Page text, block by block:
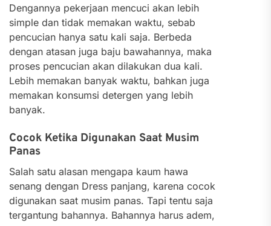
Dengannya pekerjaan mencuci akan lebih
simple dan tidak memakan waktu, sebab
pencucian hanya satu kali saja. Berbeda
dengan atasan juga baju bawahannya, maka
proses pencucian akan dilakukan dua kali.
Lebih memakan banyak waktu, bahkan juga
memakan konsumsi detergen yang lebih
banyak.
Cocok Ketika Digunakan Saat Musim
Panas
Salah satu alasan mengapa kaum hawa
senang dengan Dress panjang, karena cocok
digunakan saat musim panas. Tapi tentu saja
tergantung bahannya. Bahannya harus adem,